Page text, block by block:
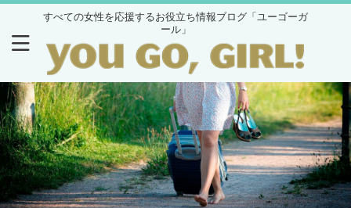
すべての女性を応援するお役立ち情報ブログ「ユーゴーガ
ール」